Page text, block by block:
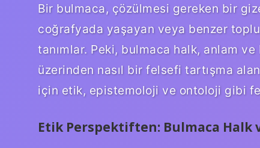
Bir bulmaca, çözülmesi gereken bir
coğrafyada yaşayan veya benzer
tanımlar. Peki, bulmaca halk, anlam
üzerinden nasıl bir felsefi tartışma
için etik, epistemoloji ve ontoloji gibi
Etik Perspektiften: Bulmaca Halk